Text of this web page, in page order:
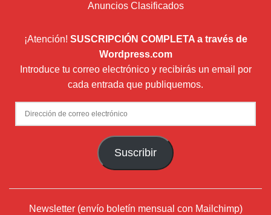
Anuncios Clasificados
¡Atención! SUSCRIPCIÓN COMPLETA a través de
Wordpress.com
Introduce tu correo electrónico y recibirás un email por
cada entrada que publiquemos.
Dirección
de
Suscribir
Newsletter (envío boletín mensual con Mailchimp)